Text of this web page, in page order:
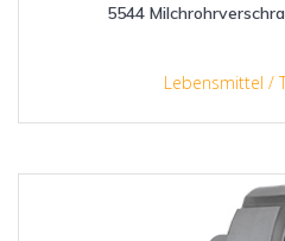
5544
Lebensmittel /